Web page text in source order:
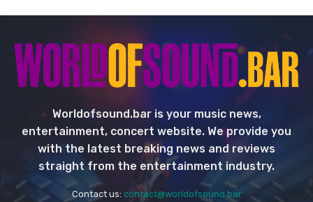
Worldofsound.bar is your music news,
entertainment, concert website. We provide you
with the latest breaking news and reviews
straight from the entertainment industry.
Contact us: contact@worldofsound.bar